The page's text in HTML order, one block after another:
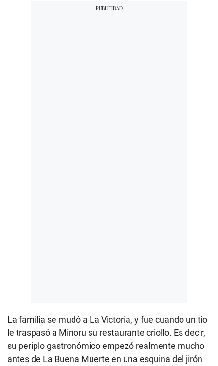
La familia se mudó a La Victoria, y fue cuando un tío
le traspasó a Minoru su restaurante criollo. Es decir,
su periplo gastronómico empezó realmente mucho
antes de La Buena Muerte en una esquina del jirón